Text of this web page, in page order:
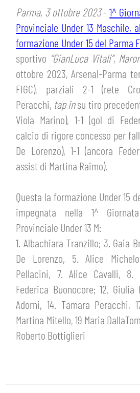
GIOVANILE MASCHILE
GIOVANILE FEMMINILE
FEMMINILE
HOSPITALITY
HOSPITALITY
MUSEUM CLUB
BIGLIETTI
ABBONAMENTI
INFO BIGLIETTI
TARDINI CARD
INFORMAZIONI ACCREDITI
TRASFERTE
TICKET GIFT CARD
SHOP
ESPORTS
IL CLUB
ORGANIGRAMMA
STORIA
MUTTI TRAINING CENTER
STORE
MUSEO
SLO
STADIO TARDINI
MEDIA
CSR
ACADEMY
Parma, 3 ottobre 2023-1^
Provinciale Under 13 Maschile,
formazione Under 15 del Parma
sportivo “GianLuca Vitali”,
ottobre 2023, Arsenal-Parma
FIGC), parziali 2-1 (rete
Peracchi, tap insu tiro
Viola Marino), 1-1 (gol di
calcio di rigore concesso per
De Lorenzo), 1-1 (ancora
assist di Martina Raimo).
Questa la formazione Under 15
impegnata nella 1^
Provinciale Under 13 M:
1. Albachiara Tranzillo; 3. Gaia
De Lorenzo, 5. Alice
Pellacini, 7. Alice Cavalli, 8.
Federica Buonocore; 12. Giulia
Adorni, 14. Tamara Peracchi,
Martina Mitello, 19 Maria
Roberto Bottiglieri